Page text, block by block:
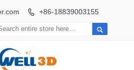
 +86-18839003155
